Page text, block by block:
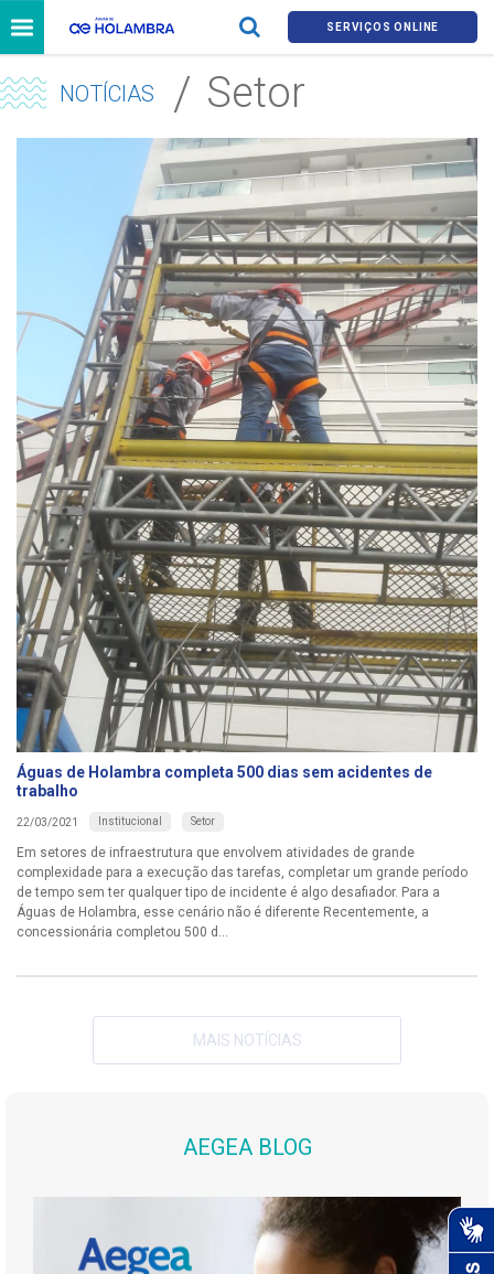
SERVIÇOS ONLINE
NOTÍCIAS Setor
Águas de Holambra completa 500 dias sem acidentes de
trabalho
22/03/2021 Institucional Setor
Em setores de infraestrutura que envolvem atividades de grande
complexidade para a execução das tarefas, completar um grande período
de tempo sem ter qualquer tipo de incidente é algo desafiador. Para a
Águas de Holambra, esse cenário não é diferente Recentemente, a
concessionária completou 500 d...
MAIS NOTÍCIAS
AEGEA BLOG